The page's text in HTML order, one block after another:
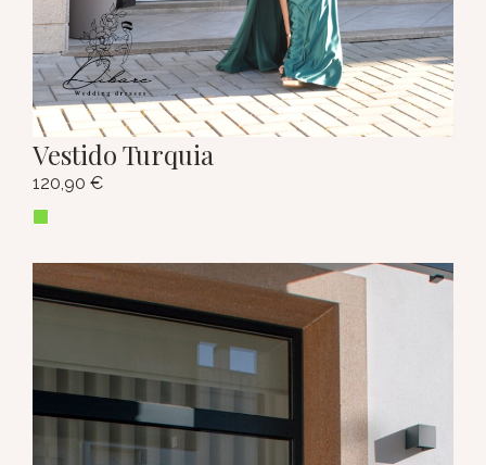
Vestido Turquia
120,90 €